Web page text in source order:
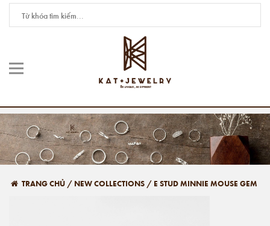
TRANG CHỦ / NEW COLLECTIONS / E STUD MINNIE MOUSE GEM